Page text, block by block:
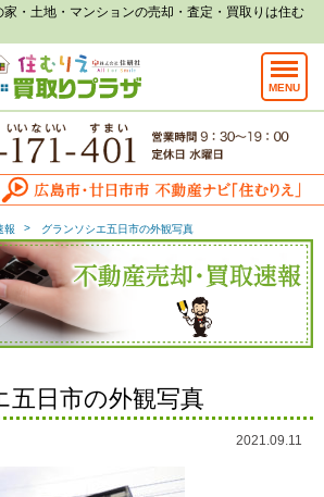
・土地・マンションの売却・査定・買取りは住む
MENU
報 グランソシエ五日市の外観写真
五日市の外観写真
2021.09.11